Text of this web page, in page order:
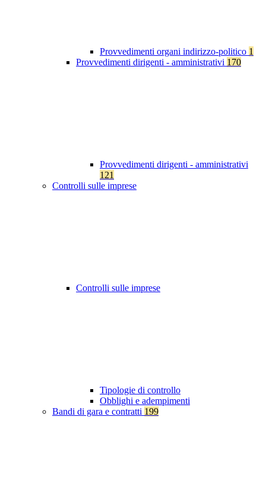
Provvedimenti organi indirizzo-politico 1
Provvedimenti dirigenti - amministrativi 170
Provvedimenti dirigenti - amministrativi
121
Controlli sulle imprese
Controlli sulle imprese
Tipologie di controllo
Obblighi e adempimenti
Bandi di gara e contratti 199